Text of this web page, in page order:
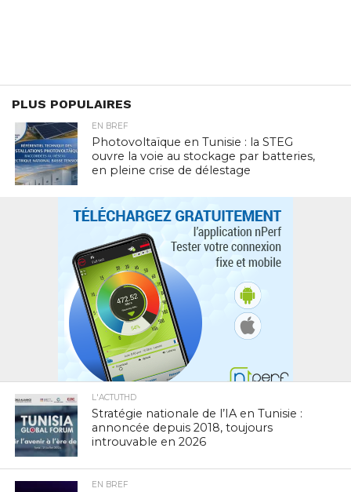
PLUS POPULAIRES
EN BREF
Photovoltaïque en Tunisie : la STEG
ouvre la voie au stockage par batteries,
en pleine crise de délestage
L'ACTUTHD
Stratégie nationale de l’IA en Tunisie :
annoncée depuis 2018, toujours
introuvable en 2026
EN BREF